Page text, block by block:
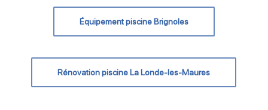
Équipement piscine Brignoles
Rénovation piscine La Londe-les-Maures